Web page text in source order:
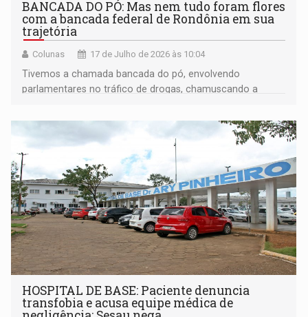
BANCADA DO PÓ: Mas nem tudo foram flores
com a bancada federal de Rondônia em sua
trajetória
Colunas 17 de Julho de 2026 às 10:04
Tivemos a chamada bancada do pó, envolvendo
parlamentares no tráfico de drogas, chamuscando a
HOSPITAL DE BASE: Paciente denuncia
transfobia e acusa equipe médica de